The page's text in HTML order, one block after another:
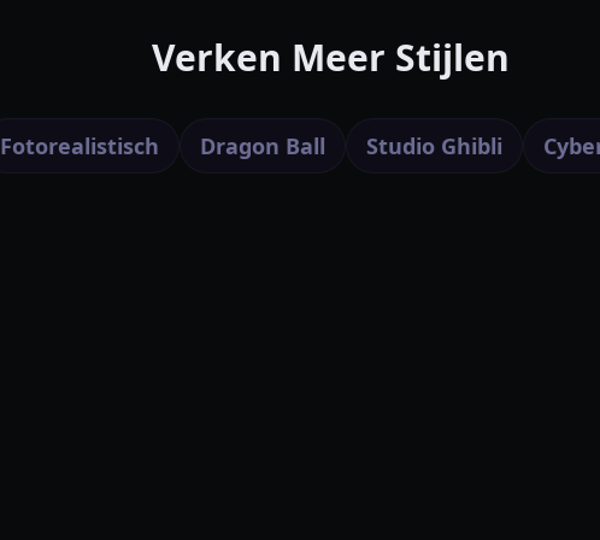
Verken Meer Stijlen
Fotorealistisch Dragon Ball Studio Ghibli